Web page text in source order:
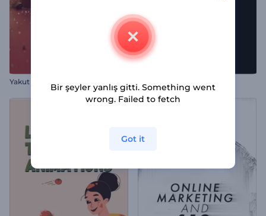
Yakut Kırmızısı Noel Logosu Hızlı Tipografi Paketi
Bir şeyler yanlış gitti. Something went
wrong. Failed to fetch
Got it